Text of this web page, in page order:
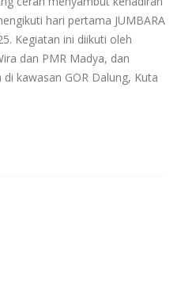
hari pertama JUMBARA
Kegiatan ini diikuti oleh
dan PMR Madya, dan
kawasan GOR Dalung, Kuta